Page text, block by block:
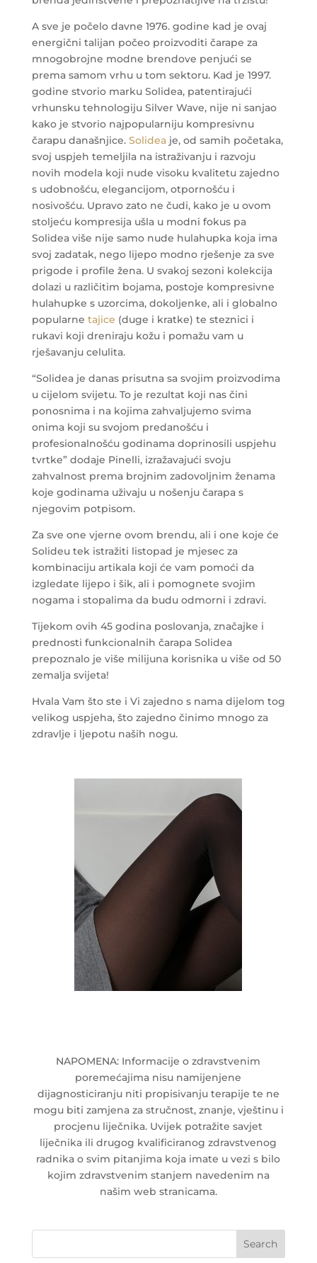
A sve je počelo davne 1976. godine kad je ovaj
energični talijan počeo proizvoditi čarape za
mnogobrojne modne brendove penjući se
prema samom vrhu u tom sektoru. Kad je 1997.
godine stvorio marku Solidea, patentirajući
vrhunsku tehnologiju Silver Wave, nije ni sanjao
kako je stvorio najpopularniju kompresivnu
čarapu današnjice. Solideaje, od samih početaka,
svoj uspjeh temeljila na istraživanju i razvoju
novih modela koji nude visoku kvalitetu zajedno
s udobnošću, elegancijom, otpornošću i
nosivošću. Upravo zato ne čudi, kako je u ovom
stoljeću kompresija ušla u modni fokus pa
Solidea više nije samo nude hulahupka koja ima
svoj zadatak, nego lijepo modno rješenje za sve
prigode i profile žena. U svakoj sezoni kolekcija
dolazi u različitim bojama, postoje kompresivne
hulahupke s uzorcima, dokoljenke, ali i globalno
popularne tajice (duge i kratke) te steznici i
rukavi koji dreniraju kožu i pomažu vam u
rješavanju celulita.
“Solidea je danas prisutna sa svojim proizvodima
u cijelom svijetu. To je rezultat koji nas čini
ponosnima i na kojima zahvaljujemo svima
onima koji su svojom predanošću i
profesionalnošću godinama doprinosili uspjehu
tvrtke” dodaje Pinelli, izražavajući svoju
zahvalnost prema brojnim zadovoljnim ženama
koje godinama uživaju u nošenju čarapa s
njegovim potpisom.
Za sve one vjerne ovom brendu, ali i one koje će
Solideu tek istražiti listopad je mjesec za
kombinaciju artikala koji će vam pomoći da
izgledate lijepo i šik, ali i pomognete svojim
nogama i stopalima da budu odmorni i zdravi.
Tijekom ovih 45 godina poslovanja, značajke i
prednosti funkcionalnih čarapa Solidea
prepoznalo je više milijuna korisnika u više od 50
zemalja svijeta!
Hvala Vam što ste i Vi zajedno s nama dijelom tog
velikog uspjeha, što zajedno činimo mnogo za
zdravlje i ljepotu naših nogu.
NAPOMENA: Informacije o zdravstvenim
poremećajima nisu namijenjene
dijagnosticiranju niti propisivanju terapije te ne
mogu biti zamjena za stručnost, znanje, vještinu i
procjenu liječnika. Uvijek potražite savjet
liječnika ili drugog kvalificiranog zdravstvenog
radnika o svim pitanjima koja imate u vezi s bilo
kojim zdravstvenim stanjem navedenim na
našim web stranicama.